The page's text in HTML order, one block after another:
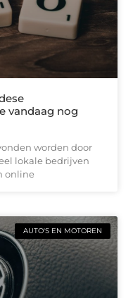
vandaag nog
worden door
lokale bedrijven
online
AUTO'S EN MOTOREN